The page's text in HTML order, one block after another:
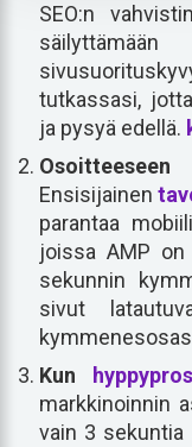
SEO:n
tutkassasi,
ja pysyä edellä.
Osoitteeseen
Ensisijainen
parantaa
joissa AMP
sekunnin
sivut
Kun
markkinoinnin
vain 3 sekuntia